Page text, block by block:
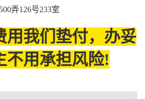
弄126号233室
用我们垫付，办妥
不用承担风险!